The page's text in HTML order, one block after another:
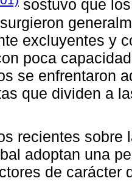
sostuvo que
excluyentes y
poca
se enfrentaron
que dividen a
recientes sobre
adoptan una
de carácter